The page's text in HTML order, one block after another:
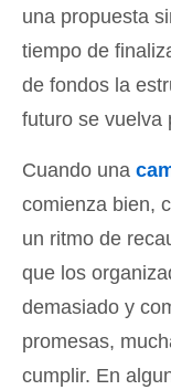
una propuesta
tiempo de
de fondos la
futuro se vuelva
Cuando una
comienza bien,
un ritmo de
que los
demasiado y
promesas,
cumplir. En